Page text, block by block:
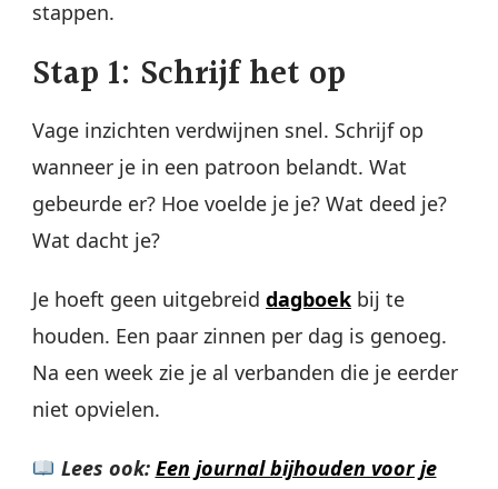
stappen.
Stap 1: Schrijf het op
Vage inzichten verdwijnen snel. Schrijf op
wanneer je in een patroon belandt. Wat
gebeurde er? Hoe voelde je je? Wat deed je?
Wat dacht je?
Je hoeft geen uitgebreid dagboek bij te
houden. Een paar zinnen per dag is genoeg.
Na een week zie je al verbanden die je eerder
niet opvielen.
Lees ook: Een journal bijhouden voor je